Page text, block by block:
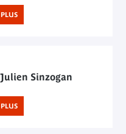
Sinzogan